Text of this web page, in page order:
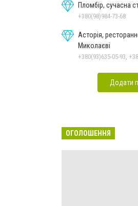
Пломбір, сучасна
+380(98)984-73-68
Асторія,
Миколаєві
Додати
ОГОЛОШЕННЯ